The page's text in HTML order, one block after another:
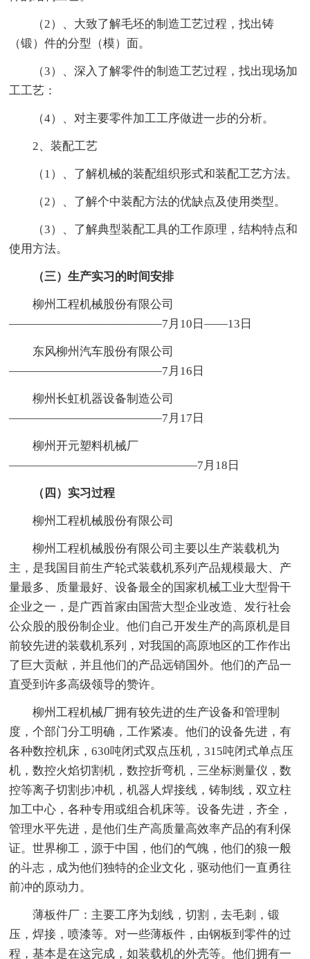
（2）、大致了解毛坯的制造工艺过程，找出铸
（锻）件的分型（模）面。
（3）、深入了解零件的制造工艺过程，找出现场加
工工艺：
（4）、对主要零件加工工序做进一步的分析。
2、装配工艺
（1）、了解机械的装配组织形式和装配工艺方法。
（2）、了解个中装配方法的优缺点及使用类型。
（3）、了解典型装配工具的工作原理，结构特点和
使用方法。
（三）生产实习的时间安排
柳州工程机械股份有限公司
—————————————7月10日——13日
东风柳州汽车股份有限公司
—————————————7月16日
柳州长虹机器设备制造公司
—————————————7月17日
柳州开元塑料机械厂
————————————————7月18日
（四）实习过程
柳州工程机械股份有限公司
柳州工程机械股份有限公司主要以生产装载机为
主，是我国目前生产轮式装载机系列产品规模最大、产
量最多、质量最好、设备最全的国家机械工业大型骨干
企业之一，是广西首家由国营大型企业改造、发行社会
公众股的股份制企业。他们自己开发生产的高原机是目
前较先进的装载机系列，对我国的高原地区的工作作出
了巨大贡献，并且他们的产品远销国外。他们的产品一
直受到许多高级领导的赞许。
柳州工程机械厂拥有较先进的生产设备和管理制
度，个部门分工明确，工作紧凑。他们的设备先进，有
各种数控机床，630吨闭式双点压机，315吨闭式单点压
机，数控火焰切割机，数控折弯机，三坐标测量仪，数
控等离子切割步冲机，机器人焊接线，铸制线，双立柱
加工中心，各种专用或组合机床等。设备先进，齐全，
管理水平先进，是他们生产高质量高效率产品的有利保
证。世界柳工，源于中国，他们的气魄，他们的狼一般
的斗志，成为他们独特的企业文化，驱动他们一直勇往
前冲的原动力。
薄板件厂：主要工序为划线，切割，去毛刺，锻
压，焊接，喷漆等。对一些薄板件，由钢板到零件的过
程，基本是在这完成，如装载机的外壳等。他们拥有一